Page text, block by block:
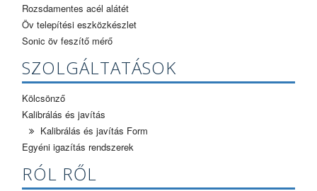
Rozsdamentes acél alátét
Öv telepítési eszközkészlet
Sonic öv feszítő mérő
SZOLGÁLTATÁSOK
Kölcsönző
Kalibrálás és javítás
Kalibrálás és javítás Form
Egyéni igazítás rendszerek
RÓL RŐL